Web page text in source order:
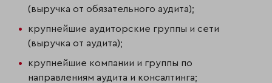
(выручка от обязательного аудита);
крупнейшие аудиторские группы и сети
(выручка от аудита);
крупнейшие компании и группы по
направлениям аудита и консалтинга;